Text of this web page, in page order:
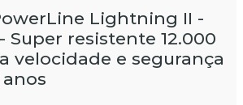
Lightning II -
Super resistente 12.000
velocidade e segurança